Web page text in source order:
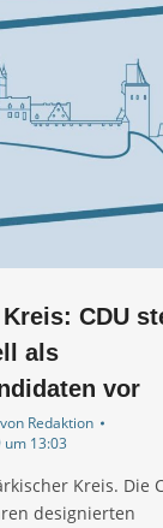
CDU
als
vor
von Redaktion
13:03
Kreis. Die
designierten